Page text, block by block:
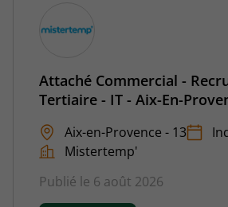
Attaché Commercial -
Tertiaire - IT - Aix-En-
Aix-en-Provence - 13
Mistertemp'
Publié le 6 août 2026